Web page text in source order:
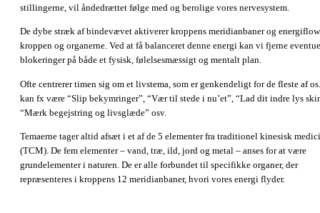
stillingerne, vil åndedrættet følge med og berolige vores nervesystem.
De dybe stræk af bindevævet aktiverer kroppens meridianbaner og
kroppen og organerne. Ved at få balanceret denne energi kan vi fjerne
blokeringer på både et fysisk, følelsesmæssigt og mentalt plan.
Ofte centrerer timen sig om et livstema, som er genkendeligt for de fleste af
kan fx være “Slip bekymringer”, “Vær til stede i nu’et”, “Lad dit indre lys
“Mærk begejstring og livsglæde” osv.
Temaerne tager altid afsæt i et af de 5 elementer fra traditionel kinesisk
(TCM). De fem elementer – vand, træ, ild, jord og metal – anses for at være
grundelementer i naturen. De er alle forbundet til specifikke organer, der
repræsenteres i kroppens 12 meridianbaner, hvori vores energi flyder.